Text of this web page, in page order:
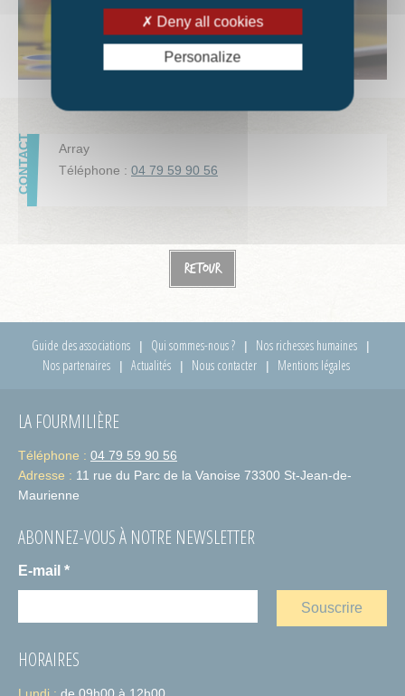
Array
Téléphone : 04 79 59 90 56
Retour
Guide des associations Qui sommes-nous ?
Nos richesses humaines
Nos partenaires
Actualités Nous contacter Mentions légales
LA FOURMILIÈRE
Téléphone : 04 79 59 90 56
Adresse : 11 rue du Parc de la Vanoise 73300 St-Jean-de-
Maurienne
ABONNEZ-VOUS À NOTRE NEWSLETTER
E-mail *
HORAIRES
Deny all cookies
Personalize